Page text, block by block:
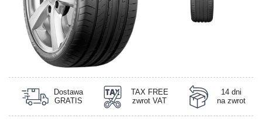
Dostawa
GRATIS
TAX FREE
zwrot VAT
14 dni
na zwrot